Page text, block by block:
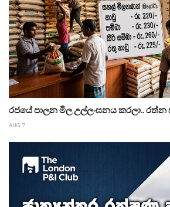
රජයේ පාලන මිල උල්ලංඝනය කරලා.. රත්න
AUG 7